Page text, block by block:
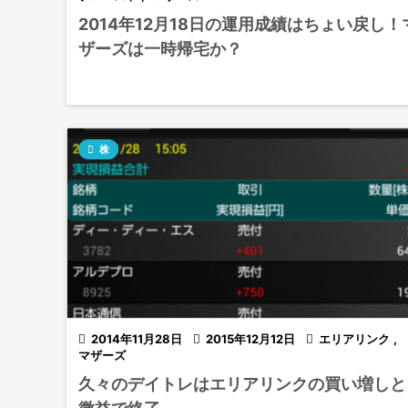
2014年12月18日の運用成績はちょい戻し！
ザーズは一時帰宅か？
 2014年11月28日  2015年12月12日
 株
 エリアリンク ,
マザーズ
久々のデイトレはエリアリンクの買い増しと